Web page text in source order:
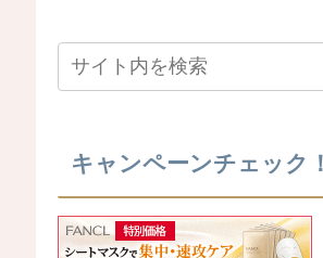
キャンペーンチェック